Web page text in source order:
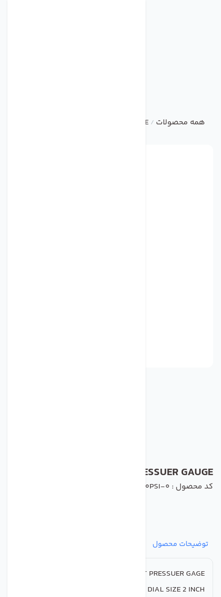
همه محصولات /
ASHCROFT PRESSUER GAUGE
ASHCROFT PRESSUER GAUGE
کد محصول : 0-30PSI
توضیحات محصول
ASHCROFT PRESSUER GAGE
DIAL SIZE 2 INCH